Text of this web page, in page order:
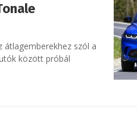
átlagemberekhez szól a
között próbál